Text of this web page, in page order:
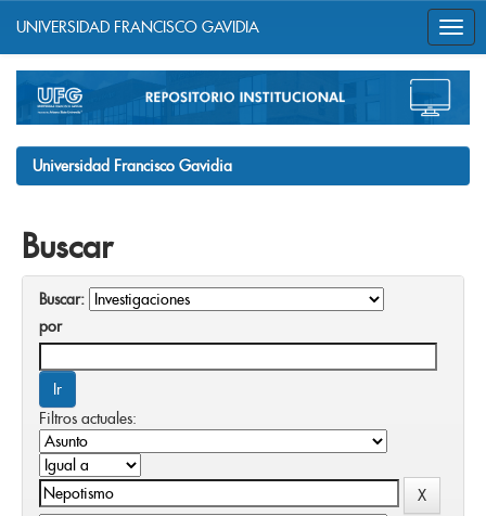
navigation
UNIVERSIDAD FRANCISCO GAVIDIA
Universidad Francisco Gavidia
Buscar
Buscar:
por
Filtros actuales: